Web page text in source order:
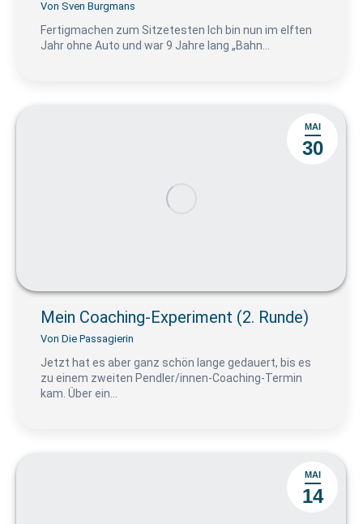
Von Sven Burgmans
Fertigmachen zum Sitzetesten Ich bin nun im elften
Jahr ohne Auto und war 9 Jahre lang „Bahn…
MAI
30
Mein Coaching-Experiment (2. Runde)
Von Die Passagierin
Jetzt hat es aber ganz schön lange gedauert, bis es
zu einem zweiten Pendler/innen-Coaching-Termin
kam. Über ein…
MAI
14